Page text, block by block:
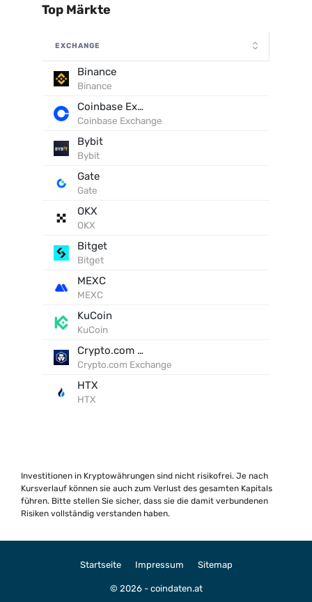
Top Märkte
EXCHANGE
Binance
Binance
Coinbase Exchange
Coinbase Exchange
Bybit
Bybit
Gate
Gate
OKX
OKX
Bitget
Bitget
MEXC
MEXC
KuCoin
KuCoin
Crypto.com Exchange
Crypto.com Exchange
HTX
HTX
Investitionen in Kryptowährungen sind nicht risikofrei. Je nach
Kursverlauf können sie auch zum Verlust des gesamten Kapitals
führen. Bitte stellen Sie sicher, dass sie die damit verbundenen
Risiken vollständig verstanden haben.
Startseite Impressum Sitemap
© 2026 - coindaten.at